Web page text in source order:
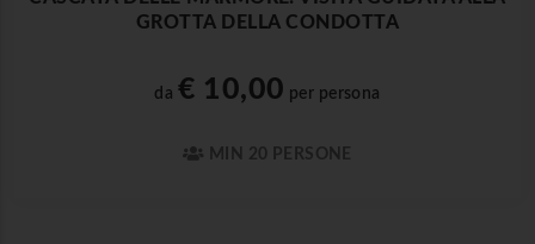
GROTTA DELLA CONDOTTA
da € 10,00 per persona
MIN 20 PERSONE